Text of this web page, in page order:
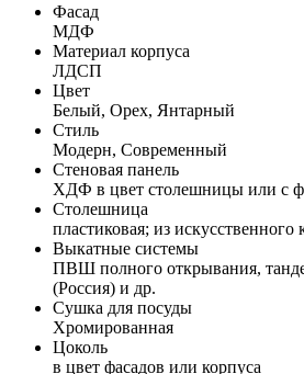
Фасад
МДФ
Материал корпуса
ЛДСП
Цвет
Белый, Орех, Янтарный
Стиль
Модерн, Современный
Стеновая панель
ХДФ в цвет столешницы или с
Столешница
пластиковая; из искусственного
Выкатные системы
ПВШ полного открывания,
(Россия) и др.
Сушка для посуды
Хромированная
Цоколь
в цвет фасадов или корпуса